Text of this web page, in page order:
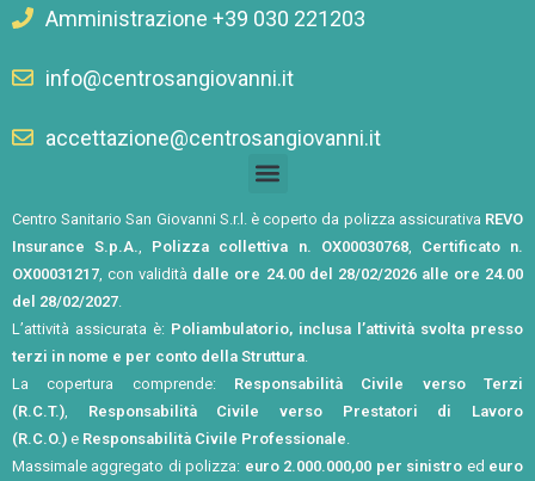
Amministrazione +39 030 221203
info@centrosangiovanni.it
accettazione@centrosangiovanni.it
Centro Sanitario San Giovanni S.r.l. è coperto da polizza assicurativa REVO
Insurance S.p.A.
Polizza collettiva n. OX00030768, Certificato n.
OX00031217 , con validità dalle ore 24.00 del 28/02/2026 alle ore 24.00
del 28/02/2027
L’attività assicurata è: Poliambulatorio, inclusa l’attività svolta presso
terzi in nome e per conto della Struttura
La copertura comprende: Responsabilità Civile verso Terzi
(R.C.T.)
Responsabilità Civile verso Prestatori di Lavoro
(R.C.O.) e Responsabilità Civile Professionale
Massimale aggregato di polizza: euro 2.000.000,00 per sinistro ed euro